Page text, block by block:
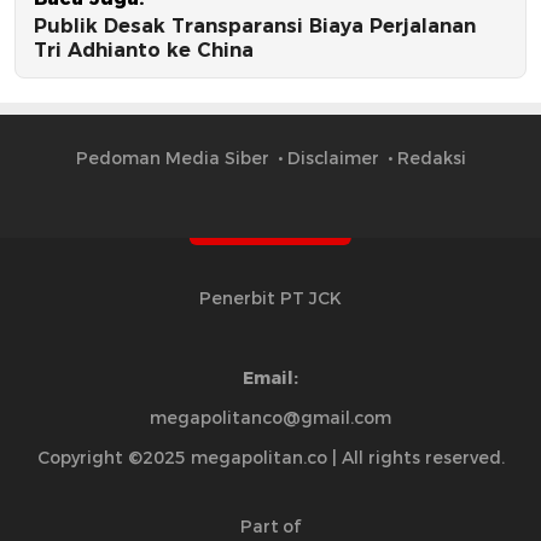
Publik Desak Transparansi Biaya Perjalanan
Tri Adhianto ke China
Pedoman Media Siber Disclaimer Redaksi
Penerbit PT JCK
Email:
megapolitanco@gmail.com
Copyright ©2025 megapolitan.co | All rights reserved.
Part of